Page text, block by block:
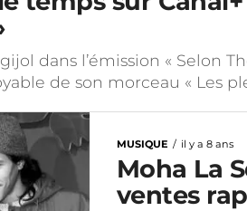
dans l’émission « Selon
de son morceau « Les
MUSIQUE il y a 8 ans
Moha La
ventes